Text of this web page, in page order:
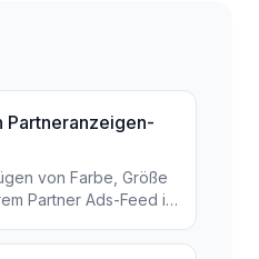
Partneranzeigen-
von Farbe, Größe
Partner Ads-Feed in